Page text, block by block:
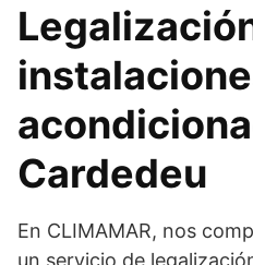
Cardedeu
En CLIMAMAR, nos
un servicio de